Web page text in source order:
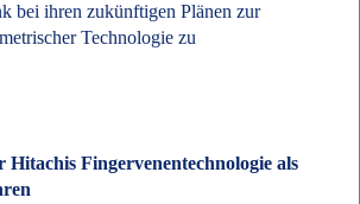
bei ihren zukünftigen Plänen zur
Technologie zu
Fingervenentechnologie als